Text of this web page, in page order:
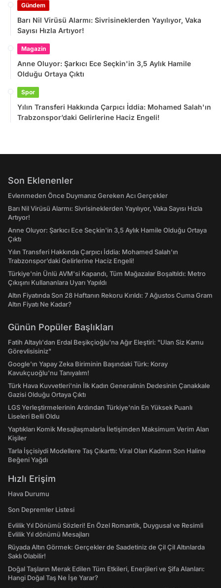
Gündem
Barı Nil Virüsü Alarmı: Sivrisineklerden Yayılıyor, Vaka
Sayısı Hızla Artıyor!
Magazin
Anne Oluyor: Şarkıcı Ece Seçkin'in 3,5 Aylık Hamile
Olduğu Ortaya Çıktı
Spor
Yılın Transferi Hakkında Çarpıcı İddia: Mohamed Salah'ın
Trabzonspor’daki Gelirlerine Haciz Engeli!
Son Eklenenler
Evlenmeden Önce Duymanız Gereken Acı Gerçekler
Barı Nil Virüsü Alarmı: Sivrisineklerden Yayılıyor, Vaka Sayısı Hızla
Artıyor!
Anne Oluyor: Şarkıcı Ece Seçkin'in 3,5 Aylık Hamile Olduğu Ortaya
Çıktı
Yılın Transferi Hakkında Çarpıcı İddia: Mohamed Salah'ın
Trabzonspor’daki Gelirlerine Haciz Engeli!
Türkiye'nin Ünlü AVM'si Kapandı, Tüm Mağazalar Boşaltıldı: Metro
Çıkışını Kullananlara Uyarı Yapıldı
Altın Fiyatında Son 28 Haftanın Rekoru Kırıldı: 7 Ağustos Cuma Gram
Altın Fiyatı Ne Kadar?
Günün Popüler Başlıkları
Fatih Altaylı'dan Erdal Beşikçioğlu'na Ağır Eleştiri: "Ulan Siz Kamu
Görevlisisiniz"
Google'ın Yapay Zeka Biriminin Başındaki Türk: Koray
Kavukçuoğlu'nu Tanıyalım!
Türk Hava Kuvvetleri'nin İlk Kadın Generalinin Dedesinin Çanakkale
Gazisi Olduğu Ortaya Çıktı
LGS Yerleştirmelerinin Ardından Türkiye'nin En Yüksek Puanlı
Liseleri Belli Oldu
Yaptıkları Komik Mesajlaşmalarla İletişimden Maksimum Verim Alan
Kişiler
Tarla İşçisiydi Modellere Taş Çıkarttı: Viral Olan Kadının Son Haline
Beğeni Yağdı
Hızlı Erişim
Hava Durumu
Son Depremler Listesi
Evlilik Yıl Dönümü Sözleri! En Özel Romantik, Duygusal ve Resimli
Evlilik Yıl dönümü Mesajları
Rüyada Altın Görmek: Gerçekler de Saadetiniz de Çil Çil Altınlarda
Saklı Olabilir!
Doğal Taşların Merak Edilen Tüm Etkileri, Enerjileri ve Şifa Alanları:
Hangi Doğal Taş Ne İşe Yarar?